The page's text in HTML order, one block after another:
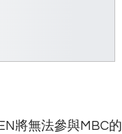
將無法參與MBC的